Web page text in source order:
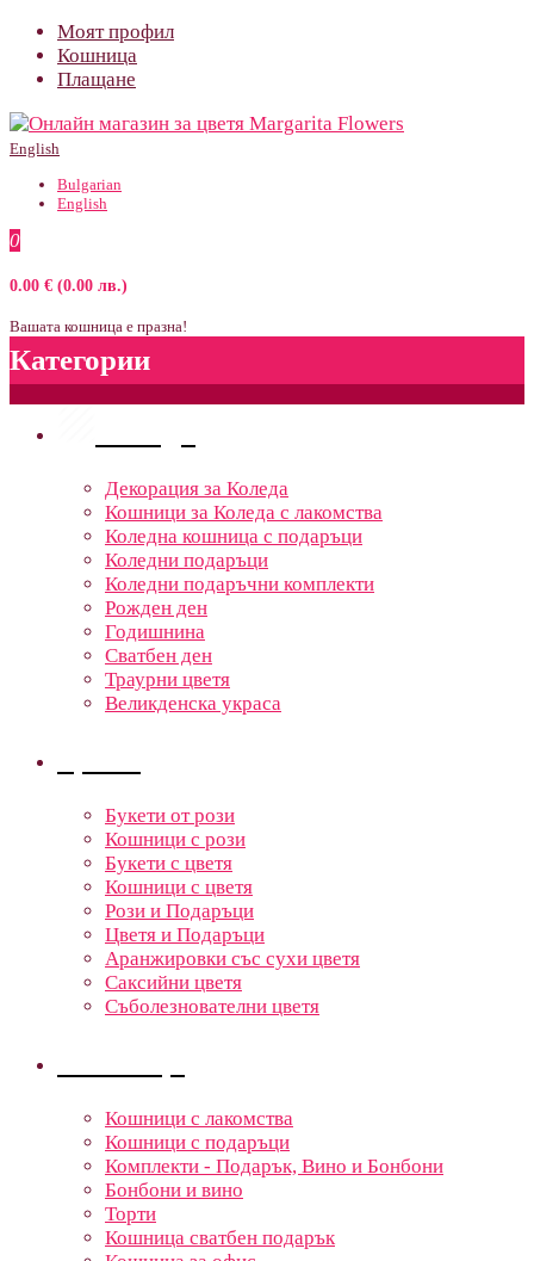
Моят профил
Кошница
Плащане
English
Bulgarian
English
0
0.00 € (0.00 лв.)
Вашата кошница е празна!
Категории
Декорация за Коледа
Кошници за Коледа с лакомства
Коледна кошница с подаръци
Коледни подаръци
Коледни подаръчни комплекти
Рожден ден
Годишнина
Сватбен ден
Траурни цветя
Великденска украса
Букети от рози
Кошници с рози
Букети с цветя
Кошници с цветя
Рози и Подаръци
Цветя и Подаръци
Аранжировки със сухи цветя
Саксийни цветя
Съболезнователни цветя
Кошници с лакомства
Кошници с подаръци
Комплекти - Подарък, Вино и Бонбони
Бонбони и вино
Торти
Кошница сватбен подарък